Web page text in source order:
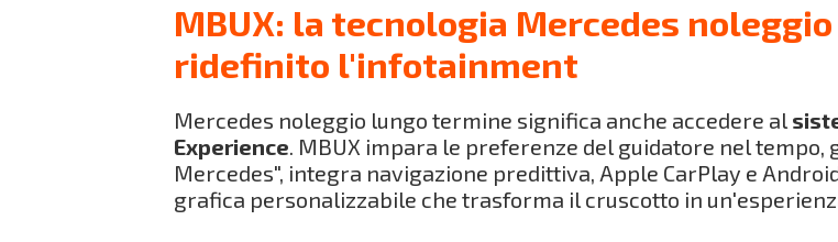
MBUX: la tecnologia Mercedes
ridefinito l'infotainment
Mercedes noleggio lungo termine significa anche accedere al
Experience. MBUX impara le preferenze del guidatore nel tempo,
Mercedes", integra navigazione predittiva, Apple CarPlay e
grafica personalizzabile che trasforma il cruscotto in